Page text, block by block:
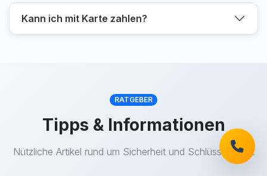
Kann ich mit Karte zahlen?
RATGEBER
Tipps & Informationen
Nützliche Artikel rund um Sicherheit und Schlüsseldienst